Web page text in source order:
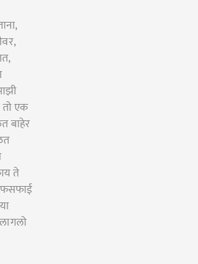
एक
बाहेर
ते